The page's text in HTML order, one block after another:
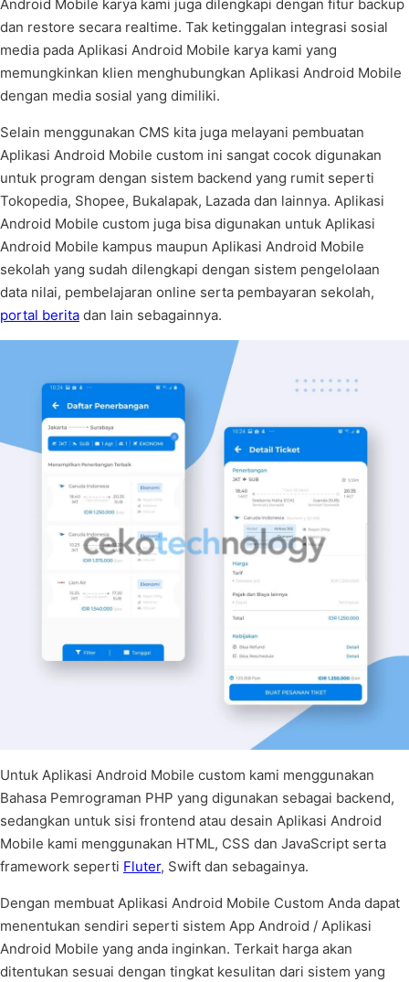
Android Mobile karya kami juga dilengkapi dengan fitur backup
dan restore secara realtime. Tak ketinggalan integrasi sosial
media pada Aplikasi Android Mobile karya kami yang
memungkinkan klien menghubungkan Aplikasi Android Mobile
dengan media sosial yang dimiliki.
Selain menggunakan CMS kita juga melayani pembuatan
Aplikasi Android Mobile custom ini sangat cocok digunakan
untuk program dengan sistem backend yang rumit seperti
Tokopedia, Shopee, Bukalapak, Lazada dan lainnya. Aplikasi
Android Mobile custom juga bisa digunakan untuk Aplikasi
Android Mobile kampus maupun Aplikasi Android Mobile
sekolah yang sudah dilengkapi dengan sistem pengelolaan
data nilai, pembelajaran online serta pembayaran sekolah,
portal berita dan lain sebagainnya.
Untuk Aplikasi Android Mobile custom kami menggunakan
Bahasa Pemrograman PHP yang digunakan sebagai backend,
sedangkan untuk sisi frontend atau desain Aplikasi Android
Mobile kami menggunakan HTML, CSS dan JavaScript serta
framework seperti Fluter, Swift dan sebagainya.
Dengan membuat Aplikasi Android Mobile Custom Anda dapat
menentukan sendiri seperti sistem App Android / Aplikasi
Android Mobile yang anda inginkan. Terkait harga akan
ditentukan sesuai dengan tingkat kesulitan dari sistem yang